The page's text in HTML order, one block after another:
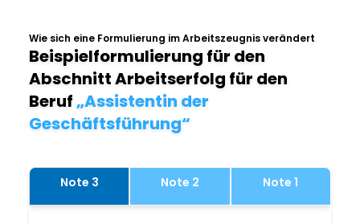
Wie sich eine Formulierung im Arbeitszeugnis verändert
Beispielformulierung für den
Abschnitt Arbeitserfolg für den
Beruf„Assistentin der
Geschäftsführung“
Note 3 Note 2 Note 1